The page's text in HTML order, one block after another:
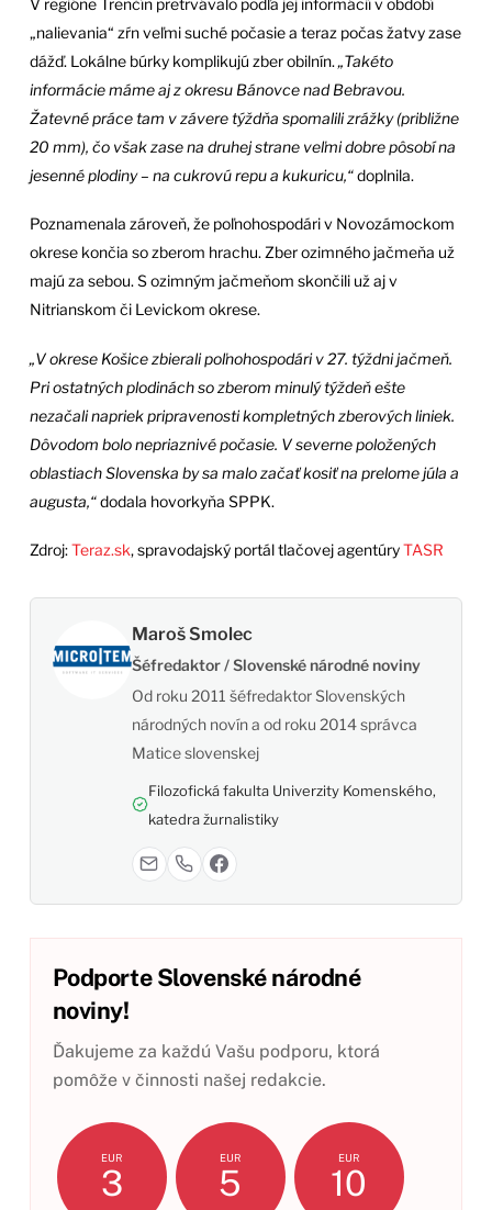
V regióne Trenčín pretrvávalo podľa jej informácií v období
„nalievania“ zŕn veľmi suché počasie a teraz počas žatvy zase
dážď. Lokálne búrky komplikujú zber obilnín. „Takéto
informácie máme aj z okresu Bánovce nad Bebravou.
Žatevné práce tam v závere týždňa spomalili zrážky (približne
20 mm), čo však zase na druhej strane veľmi dobre pôsobí na
jesenné plodiny – na cukrovú repu a kukuricu,“doplnila.
Poznamenala zároveň, že poľnohospodári v Novozámockom
okrese končia so zberom hrachu. Zber ozimného jačmeňa už
majú za sebou. S ozimným jačmeňom skončili už aj v
Nitrianskom či Levickom okrese.
„V okrese Košice zbierali poľnohospodári v 27. týždni jačmeň.
Pri ostatných plodinách so zberom minulý týždeň ešte
nezačali napriek pripravenosti kompletných zberových liniek.
Dôvodom bolo nepriaznivé počasie. V severne položených
oblastiach Slovenska by sa malo začať kosiť na prelome júla a
augusta,“dodala hovorkyňa SPPK.
Zdroj:Teraz.sk, spravodajský portál tlačovej agentúryTASR
Maroš Smolec
Šéfredaktor / Slovenské národné noviny
Od roku 2011 šéfredaktor Slovenských
národných novín a od roku 2014 správca
Matice slovenskej
Filozofická fakulta Univerzity Komenského,
katedra žurnalistiky
Podporte Slovenské národné
noviny!
Ďakujeme za každú Vašu podporu, ktorá
pomôže v činnosti našej redakcie.
EUR
3
EUR
5
EUR
10